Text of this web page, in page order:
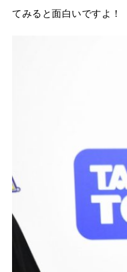
てみると面白いですよ！